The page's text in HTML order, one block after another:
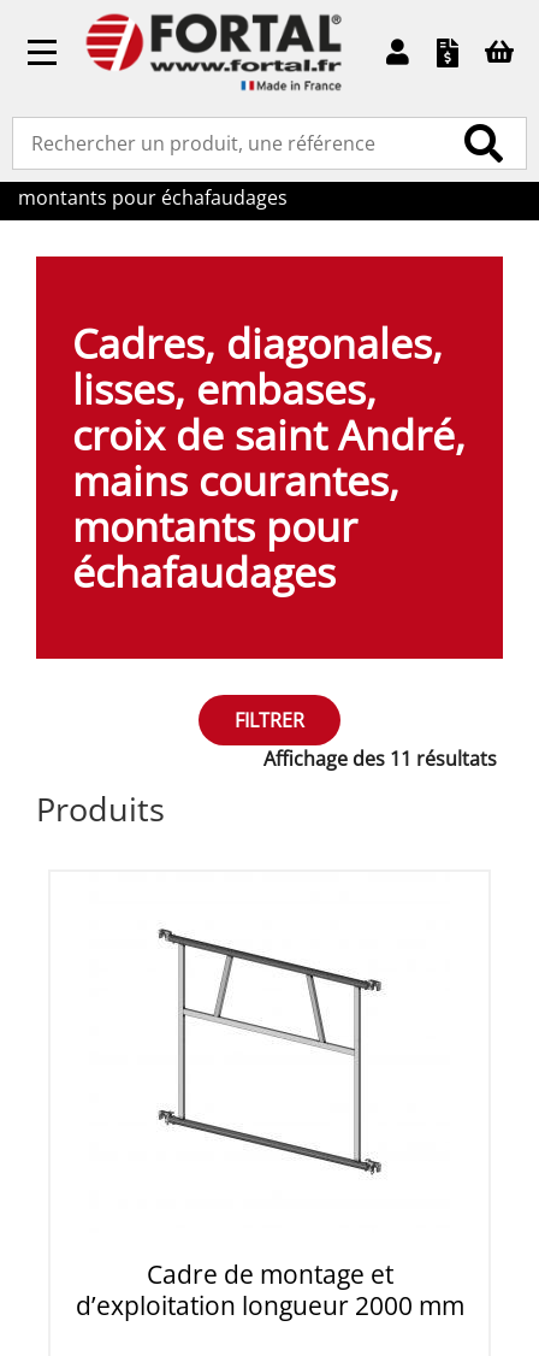
Toggle
Accueil»Pièces détachées» Cadres, diagonales, lisses,
embases, croix de saint André, mains courantes,
montants pour échafaudages
Cadres, diagonales,
lisses, embases,
croix de saint André,
mains courantes,
montants pour
échafaudages
FILTRER
Affichage des 11 résultats
Produits
Cadre de montage et
d’exploitation longueur 2000 mm